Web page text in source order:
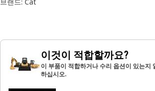
이것이 적합할까요?
이 부품이 적합하거나 수리 옵션이 있는지
하십시오.